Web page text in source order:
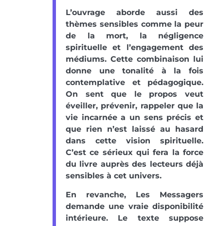
L’ouvrage aborde aussi des
thèmes sensibles comme la peur
de la mort, la négligence
spirituelle et l’engagement des
médiums. Cette combinaison lui
donne une tonalité à la fois
contemplative et pédagogique.
On sent que le propos veut
éveiller, prévenir, rappeler que la
vie incarnée a un sens précis et
que rien n’est laissé au hasard
dans cette vision spirituelle.
C’est ce sérieux qui fera la force
du livre auprès des lecteurs déjà
sensibles à cet univers.
En revanche, Les Messagers
demande une vraie disponibilité
intérieure. Le texte suppose